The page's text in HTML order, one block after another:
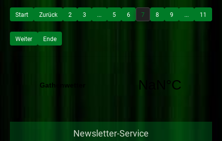
Start Zurück 2 3 ... 5 6 7 8 9 ... 11
Weiter Ende
Newsletter-Service